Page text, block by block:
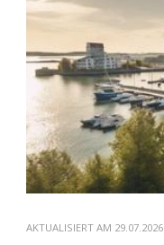
AKTUALISIERT AM 29.07.2026